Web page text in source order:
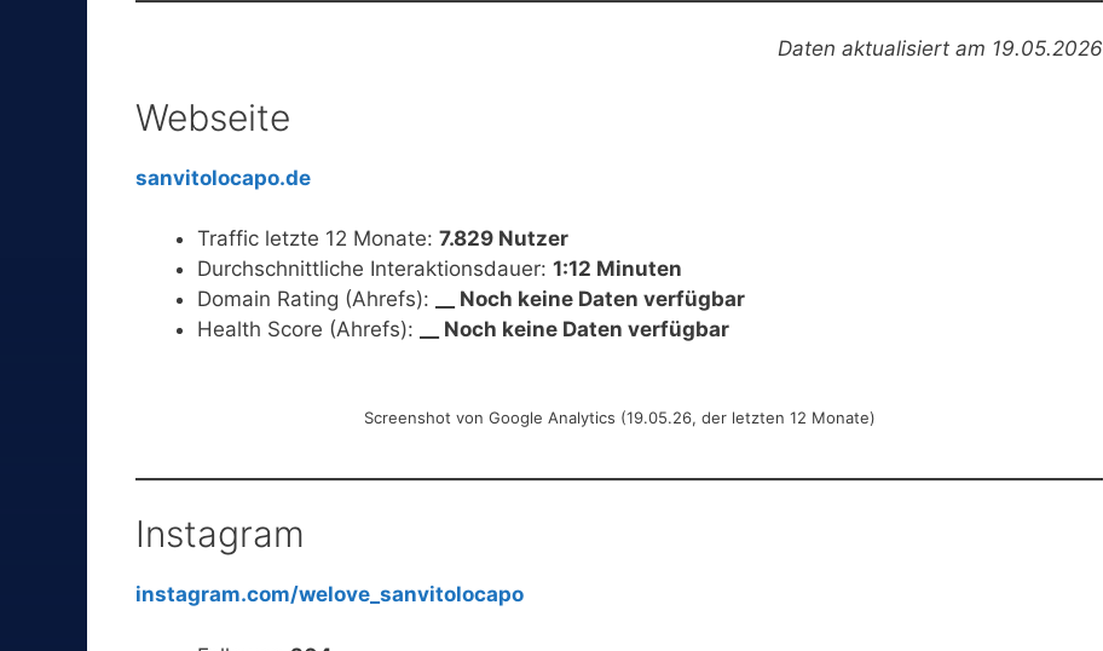
Daten aktualisiert am 19.05.2026
Webseite
sanvitolocapo.de
Traffic letzte 12 Monate: 7.829 Nutzer
Durchschnittliche Interaktionsdauer: 1:12 Minuten
Domain Rating (Ahrefs):
__ Noch keine Daten verfügbar
Health Score (Ahrefs):
__ Noch keine Daten verfügbar
Screenshot von Google Analytics (19.05.26, der letzten 12 Monate)
Instagram
instagram.com/welove_sanvitolocapo